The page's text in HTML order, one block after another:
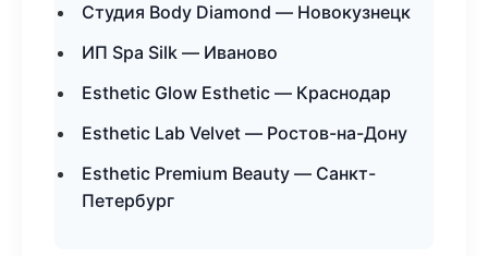
Студия Body Diamond — Новокузнецк
ИП Spa Silk — Иваново
Esthetic Glow Esthetic — Краснодар
Esthetic Lab Velvet — Ростов-на-Дону
Esthetic Premium Beauty — Санкт-
Петербург